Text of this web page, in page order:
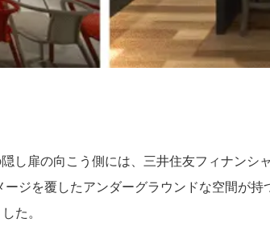
扉の向こう側には、三井住友フィナンシ
ジを覆したアンダーグラウンドな空間が
た。